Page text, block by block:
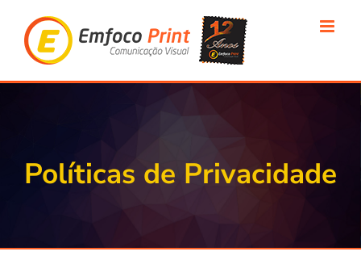
para
conteúdo
Políticas de Privacidade